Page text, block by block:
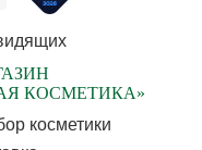
КОСМЕТИКА»
косметики